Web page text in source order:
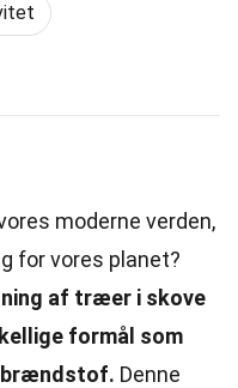
moderne verden,
for vores planet?
af træer i skove
formål som
brændstof. Denne